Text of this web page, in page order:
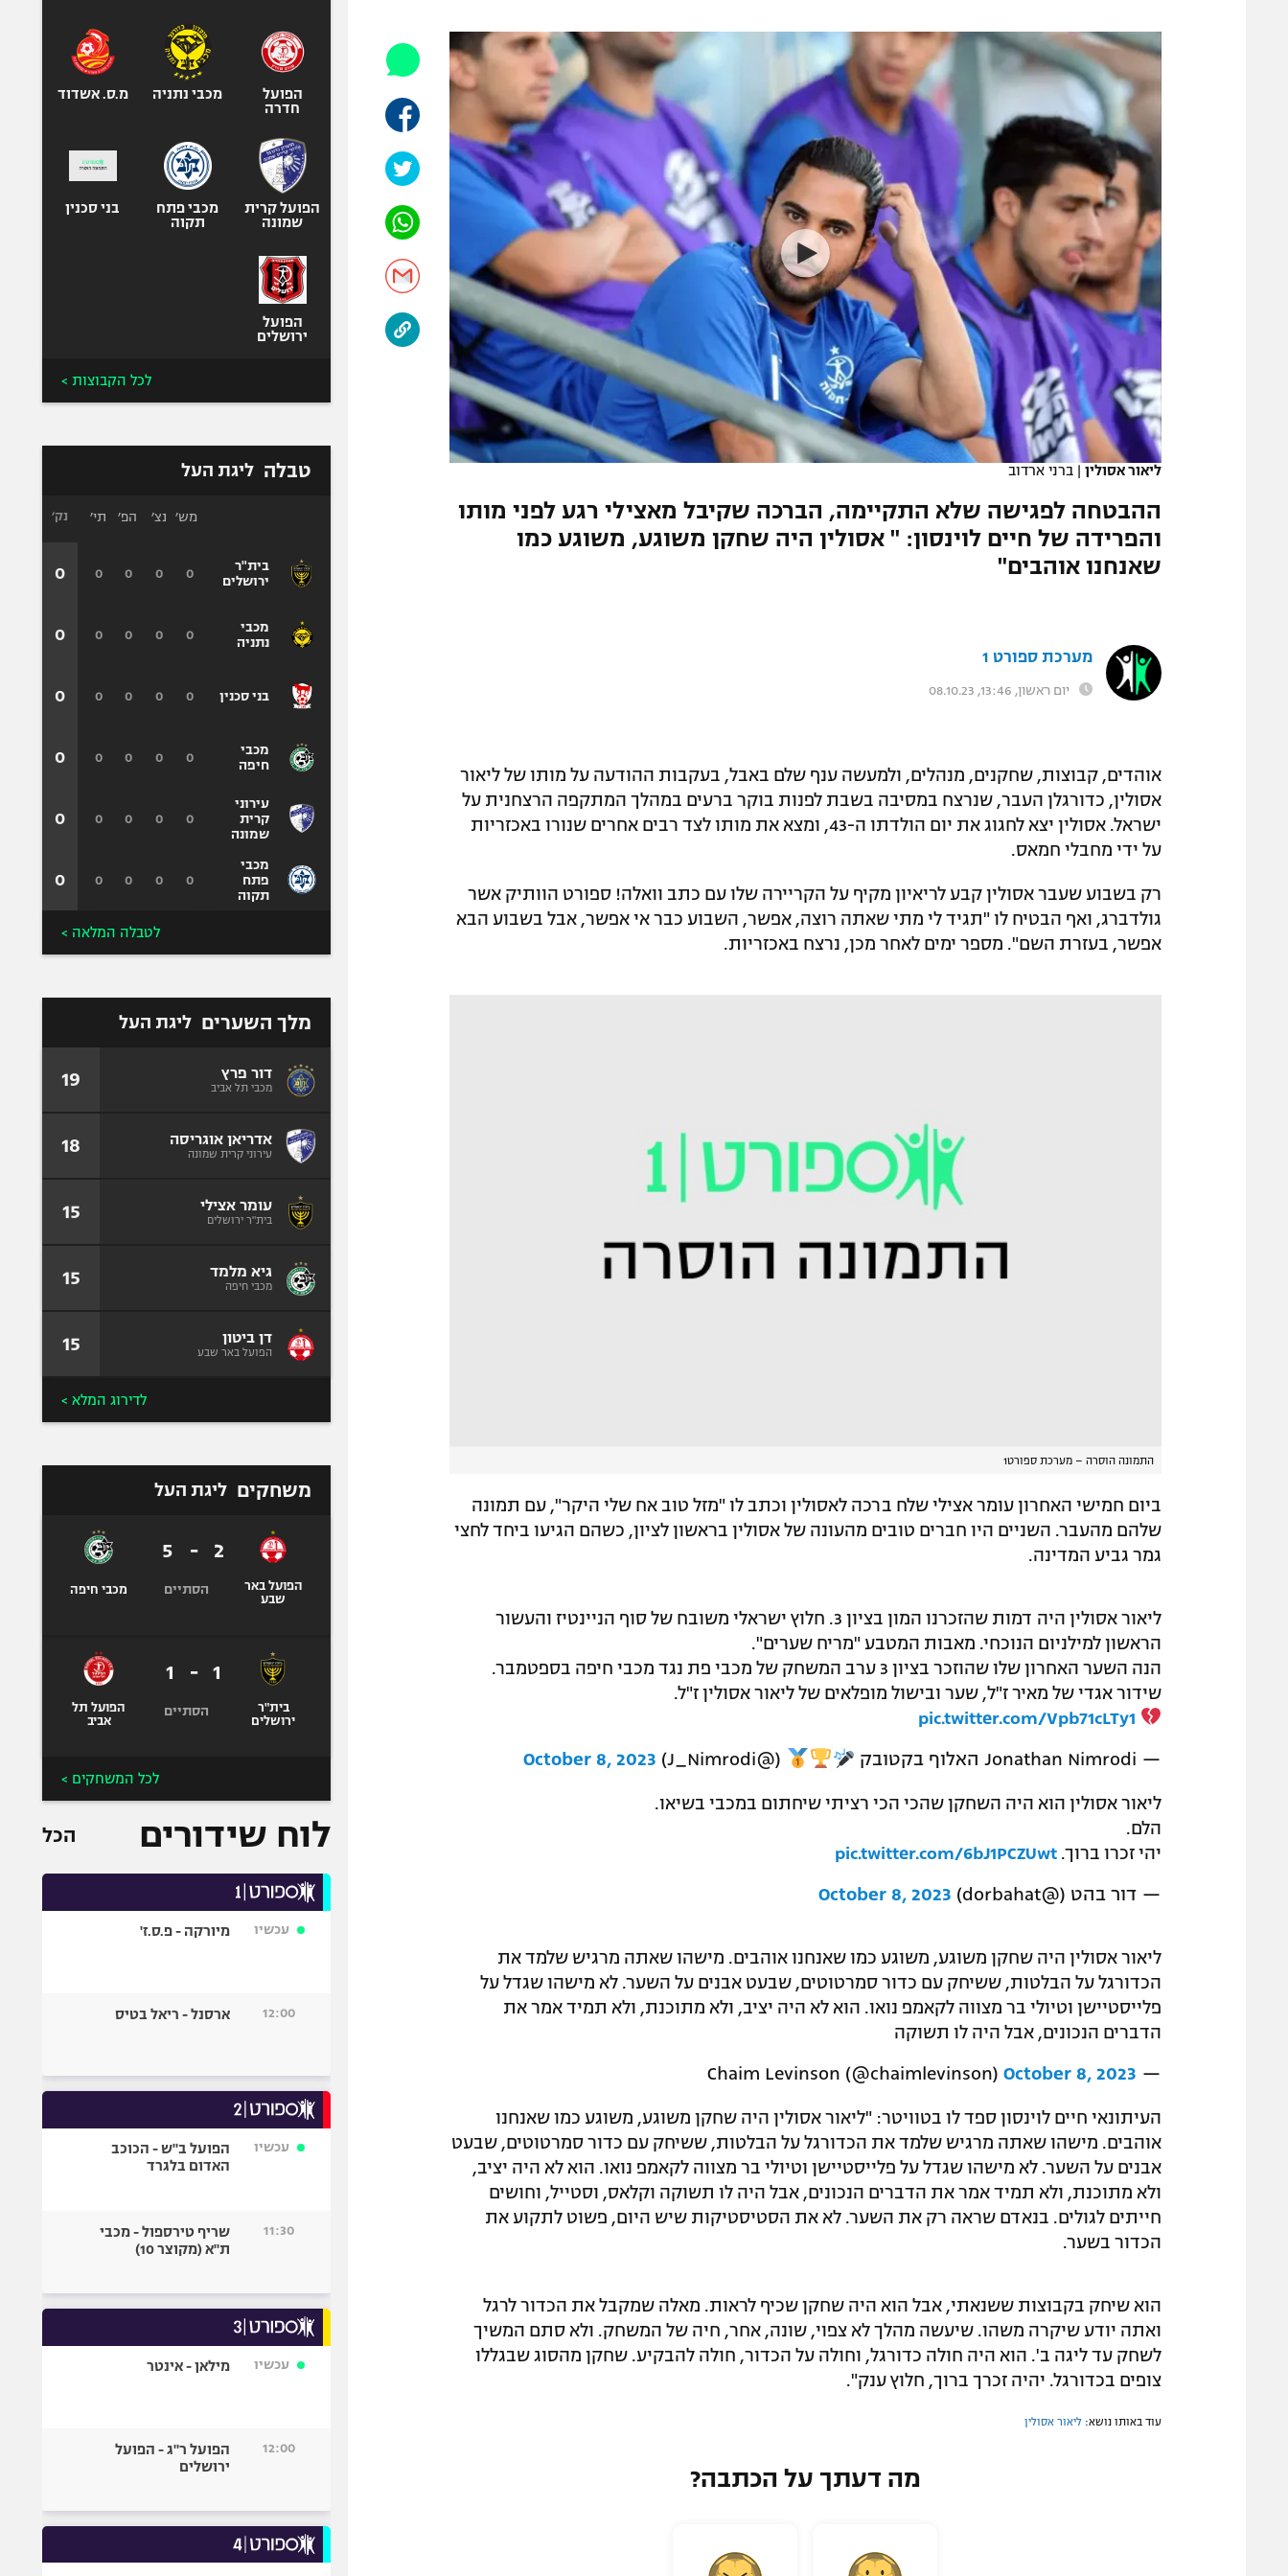
תקנון משתתפים וזוכים בפרסים
תקנון עבור פעילות אלקטרה
תקנון עבור פעילות ספורט 1 – "מרלן"
טניס
גיימינג E-Sports
תנאי שימוש
מדיניות פרטיות
תקנון פעילות ספורט 1
רשיון להקרנה פומבית לבית עסק
הצטרפות לחבילת הערוצים
לוח דרושים – ג'ובנט
תגיות
המגזין
הפועל תל אביב
הפועל חיפה
הפועל באר שבע
מכבי נתניה
בני יהודה
ליגה סינית
ליגה ברזילאית
ליגות נוספות
אופניים
ספורט מוטורי
כדורמים
בייסבול MLB
ספורט אתגרי
אומנויות לחימה
ליאור אסולין | ברני ארדוב
ההבטחה לפגישה שלא התקיימה, הברכה שקיבל מאצילי רגע לפני מותו
והפרידה של חיים לוינסון: " אסולין היה שחקן משוגע, משוגע כמו
שאנחנו אוהבים"
מערכת ספורט 1
יום ראשון, 13:46, 08.10.23
אוהדים, קבוצות, שחקנים, מנהלים, ולמעשה ענף שלם באבל, בעקבות ההודעה על מותו של ליאור
אסולין, כדורגלן העבר, שנרצח במסיבה בשבת לפנות בוקר ברעים במהלך המתקפה הרצחנית על
ישראל. אסולין יצא לחגוג את יום הולדתו ה-43, ומצא את מותו לצד רבים אחרים שנורו באכזריות
על ידי מחבלי חמאס.
רק בשבוע שעבר אסולין קבע לריאיון מקיף על הקריירה שלו עם כתב וואלה! ספורט הוותיק אשר
גולדברג, ואף הבטיח לו "תגיד לי מתי שאתה רוצה, אפשר, השבוע כבר אי אפשר, אבל בשבוע הבא
אפשר, בעזרת השם". מספר ימים לאחר מכן, נרצח באכזריות.
התמונה הוסרה – מערכת ספורט1
ביום חמישי האחרון עומר אצילי שלח ברכה לאסולין וכתב לו "מזל טוב אח שלי היקר", עם תמונה
שלהם מהעבר. השניים היו חברים טובים מהעונה של אסולין בראשון לציון, כשהם הגיעו ביחד לחצי
גמר גביע המדינה.
ליאור אסולין היה דמות שהזכרנו המון בציון 3. חלוץ ישראלי משובח של סוף הניינטיז והעשור
הראשון למילניום הנוכחי. מאבות המטבע "מריח שערים".
הנה השער האחרון שלו שהוזכר בציון 3 ערב המשחק של מכבי פת נגד מכבי חיפה בספטמבר.
שידור אגדי של מאיר ז"ל, שער ובישול מופלאים של ליאור אסולין ז"ל.
pic.twitter.com/Vpb71cLTy1
— Jonathan Nimrodi האלוף בקטובק (@J_Nimrodi)
October 8, 2023
ליאור אסולין הוא היה השחקן שהכי הכי רציתי שיחתום במכבי בשיאו.
הלם.
יהי זכרו ברוך. pic.twitter.com/6bJ1PCZUwt
— דור בהט (@dorbahat) October 8, 2023
ליאור אסולין היה שחקן משוגע, משוגע כמו שאנחנו אוהבים. מישהו שאתה מרגיש שלמד את
הכדורגל על הבלטות, ששיחק עם כדור סמרטוטים, שבעט אבנים על השער. לא מישהו שגדל על
פלייסטיישן וטיולי בר מצווה לקאמפ נואו. הוא לא היה יציב, ולא מתוכנת, ולא תמיד אמר את
הדברים הנכונים, אבל היה לו תשוקה
— Chaim Levinson (@chaimlevinson)
October 8, 2023
העיתונאי חיים לוינסון ספד לו בטוויטר: "ליאור אסולין היה שחקן משוגע, משוגע כמו שאנחנו
אוהבים. מישהו שאתה מרגיש שלמד את הכדורגל על הבלטות, ששיחק עם כדור סמרטוטים, שבעט
אבנים על השער. לא מישהו שגדל על פלייסטיישן וטיולי בר מצווה לקאמפ נואו. הוא לא היה יציב,
ולא מתוכנת, ולא תמיד אמר את הדברים הנכונים, אבל היה לו תשוקה וקלאס, וסטייל, וחושים
חייתים לגולים. בנאדם שראה רק את השער. לא את הסטיסטיקות שיש היום, פשוט לתקוע את
הכדור בשער.
הוא שיחק בקבוצות ששנאתי, אבל הוא היה שחקן שכיף לראות. מאלה שמקבל את הכדור לרגל
ואתה יודע שיקרה משהו. שיעשה מהלך לא צפוי, שונה, אחר, חיה של המשחק. ולא סתם המשיך
לשחק עד ליגה ב'. הוא היה חולה כדורגל, וחולה על הכדור, חולה להבקיע. שחקן מהסוג שבגללו
צופים בכדורגל. יהיה זכרך ברוך, חלוץ ענק".
עוד באותו נושא: ליאור אסולין
מה דעתך על הכתבה?
הפועל
חדרה
מכבי נתניה מ.ס. אשדוד
הפועל קרית
שמונה
מכבי פתח
תקוה
בני סכנין
הפועל
ירושלים
לכל הקבוצות >
טבלה ליגת העל
בית"ר
ירושלים
מכבי
נתניה
בני סכנין
מכבי
חיפה
עירוני
קרית
שמונה
מכבי
פתח
תקוה
מש׳ נצ׳ הפ׳ תי׳
0
0
0
0
0
0
0
0
0
0
0
0
0
0
0
0
0
0
0
0
0
0
0
0
נק׳
0
0
0
0
0
0
לטבלה המלאה >
מלך השערים ליגת העל
דור פרץ
מכבי תל אביב 19
אדריאן אוגריסה
עירוני קרית שמונה 18
עומר אצילי
בית"ר ירושלים 15
גיא מלמד
מכבי חיפה 15
דן ביטון
הפועל באר שבע 15
לדירוג המלא >
משחקים ליגת העל
הפועל באר
שבע
2
-
5
הסתיים מכבי חיפה
בית"ר
ירושלים
1
-
1
הסתיים
הפועל תל
אביב
לכל המשחקים >
לוח שידורים הכל
עכשיו מיורקה - פ.ס.ז'
12:00 ארסנל - ריאל בטיס
עכשיו
הפועל ב"ש - הכוכב
האדום בלגרד
11:30
שריף טירספול - מכבי
ת"א (מקוצר 10)
עכשיו מילאן - אינטר
12:00
הפועל ר"ג - הפועל
ירושלים